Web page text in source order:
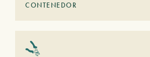
CONTENEDOR